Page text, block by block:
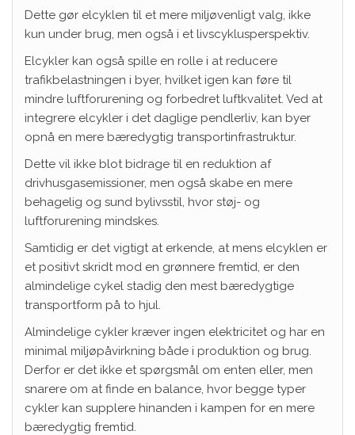
Dette gør elcyklen til et mere miljøvenligt valg, ikke
kun under brug, men også i et livscyklusperspektiv.
Elcykler kan også spille en rolle i at reducere
trafikbelastningen i byer, hvilket igen kan føre til
mindre luftforurening og forbedret luftkvalitet. Ved at
integrere elcykler i det daglige pendlerliv, kan byer
opnå en mere bæredygtig transportinfrastruktur.
Dette vil ikke blot bidrage til en reduktion af
drivhusgasemissioner, men også skabe en mere
behagelig og sund bylivsstil, hvor støj- og
luftforurening mindskes.
Samtidig er det vigtigt at erkende, at mens elcyklen er
et positivt skridt mod en grønnere fremtid, er den
almindelige cykel stadig den mest bæredygtige
transportform på to hjul.
Almindelige cykler kræver ingen elektricitet og har en
minimal miljøpåvirkning både i produktion og brug.
Derfor er det ikke et spørgsmål om enten eller, men
snarere om at finde en balance, hvor begge typer
cykler kan supplere hinanden i kampen for en mere
bæredygtig fremtid.